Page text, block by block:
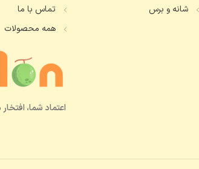
شانه و برس
تماس با ما
همه محصولات
اعتماد شما،